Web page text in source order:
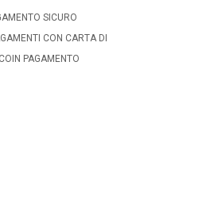
SICURO
CON CARTA DI
PAGAMENTO